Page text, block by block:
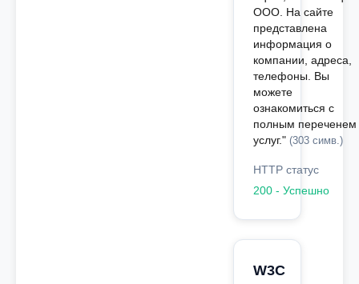
ООО. На сайте
представлена
информация о
компании, адреса,
телефоны. Вы
можете
ознакомиться с
полным переченем
услуг." (303 симв.)
HTTP статус
200 - Успешно
W3C